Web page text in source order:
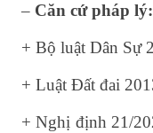
– Căn cứ pháp lý:
+ Bộ luật Dân Sự
+ Luật Đất đai
+ Nghị định 21/